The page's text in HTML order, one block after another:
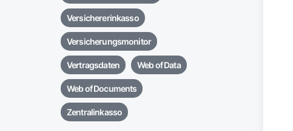
Versichererinkasso
Versicherungsmonitor
Vertragsdaten Web of Data
Web of Documents
Zentralinkasso